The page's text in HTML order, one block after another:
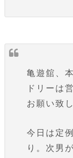
亀遊舘、
ドリーは
お願い致
今日は定
り。次男